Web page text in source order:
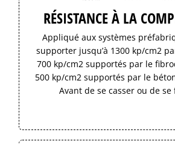
RÉSISTANCE À LA
Appliqué aux systèmes
supporter jusqu’à 1300 kp/cm2
700 kp/cm2 supportés par le
500 kp/cm2 supportés par le
Avant de se casser ou de se